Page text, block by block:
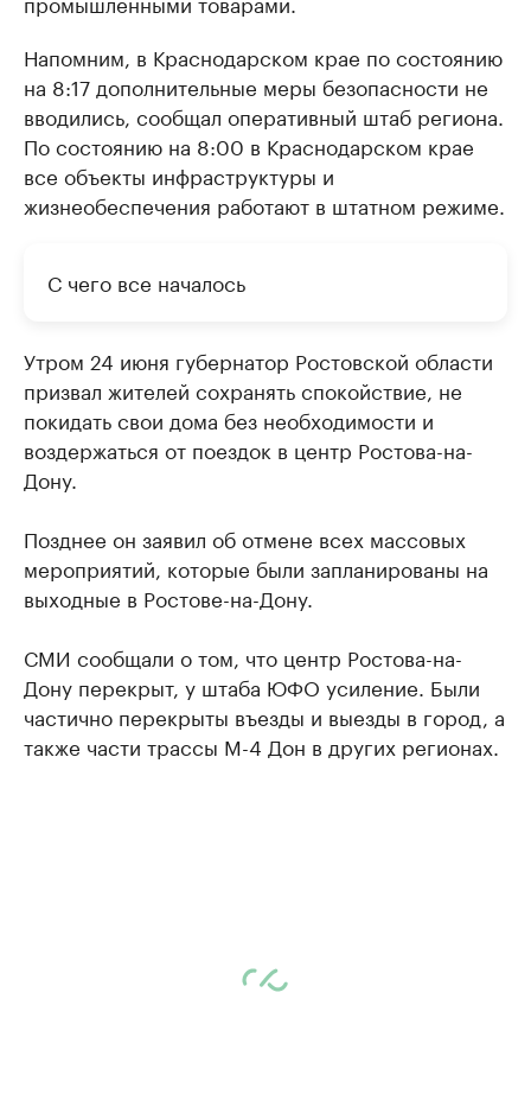
Напомним, в Краснодарском крае по состоянию
на 8:17 дополнительные меры безопасности не
вводились, сообщал оперативный штаб региона.
По состоянию на 8:00 в Краснодарском крае
все объекты инфраструктуры и
жизнеобеспечения работают в штатном режиме.
С чего все началось
Утром 24 июня губернатор Ростовской области
призвал жителей сохранять спокойствие, не
покидать свои дома без необходимости и
воздержаться от поездок в центр Ростова-на-
Дону.
Позднее он заявил об отмене всех массовых
мероприятий, которые были запланированы на
выходные в Ростове-на-Дону.
СМИ сообщали о том, что центр Ростова-на-
Дону перекрыт, у штаба ЮФО усиление. Были
частично перекрыты въезды и выезды в город, а
также части трассы М-4 Дон в других регионах.